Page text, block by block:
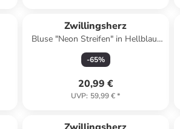
Zwillingsherz
Bluse "Neon Streifen" in Hellblau/
Weiß/ Grün
-65%
20,99 €
UVP: 59,99 €*